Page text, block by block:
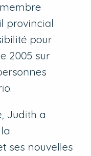
provincial
pour
2005 sur
Judith a
ses nouvelles